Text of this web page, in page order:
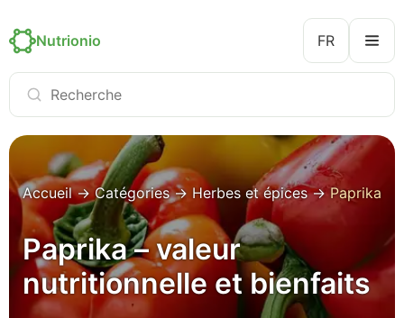
Nutrionio FR
Accueil→Catégories→ Herbes et épices→Paprika
Paprika – valeur
nutritionnelle et bienfaits